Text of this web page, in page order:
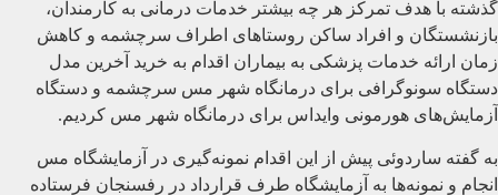
گذشته با هدف تمرکز هر چه بیشتر خدمات درمانی به کارمندان،
بازنشستگان و افراد ساکن روستاهای اطراف سرچشمه و کاهش
زمان ارائه خدمات پزشکی به بیماران اقدام به خرید آخرین مدل
دستگاه سونوگرافی برای درمانگاه شهر مس سرچشمه و دستگاه
آزمایش‌های هورمونی وایداس برای درمانگاه شهر مس کردیم.
به گفته ساردوئی پیش از این اقدام نمونه‌گیری در آزمایشگاه مس
انجام و نمونه‌ها به آزمایشگاه طرف قرارداد در رفسنجان فرستاده